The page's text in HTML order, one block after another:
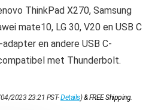
ThinkPad X270, Samsung
mate10, LG 30, V20 en USB C
en andere USB C-
met Thunderbolt.
2023 23:21 PST-Details)&FREE Shipping.